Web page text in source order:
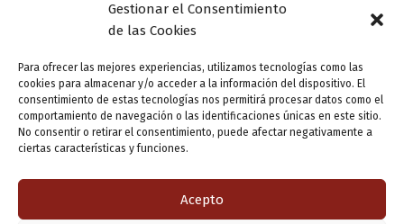
Gestionar el Consentimiento
de las Cookies
Para ofrecer las mejores experiencias, utilizamos tecnologías como las
cookies para almacenar y/o acceder a la información del dispositivo. El
consentimiento de estas tecnologías nos permitirá procesar datos como el
comportamiento de navegación o las identificaciones únicas en este sitio.
No consentir o retirar el consentimiento, puede afectar negativamente a
ciertas características y funciones.
Acepto
Casa de Zorrilla conmemorarán el 168
aniversario del estreno de Don Juan
Tenorio
Deja un comentario / Actualidad / Por VLLensutinta
Actualidad / Por